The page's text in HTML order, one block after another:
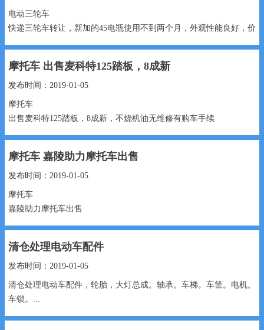
电动三轮车
快递三轮车转让，新加的45电瓶使用不到两个月，外观性能良好，价
3890元 18617622204...
摩托车 出售麦科特125踏板，8成新
发布时间：2019-01-05
摩托车
出售麦科特125踏板，8成新，不烧机油无维修有购车手续
摩托车 嘉陵助力摩托车出售
发布时间：2019-01-05
摩托车
嘉陵助力摩托车出售
清仓处理电动车配件
发布时间：2019-01-05
清仓处理电动车配件，轮胎，大灯总成。轴承。车梯。车筐。电机。
车锁。...